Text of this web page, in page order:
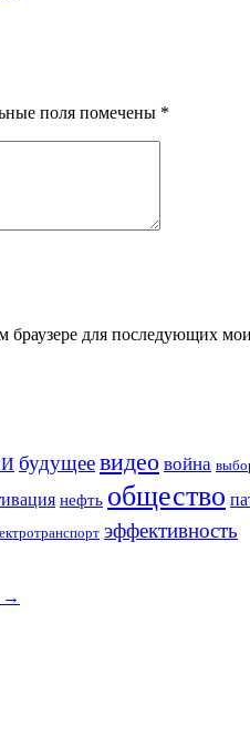
поля помечены *
браузере для последующих
будущеевидео война
нефть общество
эффективность
→